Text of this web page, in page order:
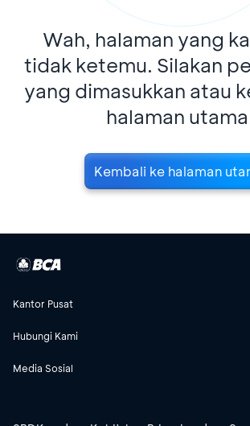
Wah, halaman yang
tidak ketemu. Silakan
yang dimasukkan atau
halaman
Kembali ke halaman
Kantor Pusat
Hubungi Kami
Media Sosial